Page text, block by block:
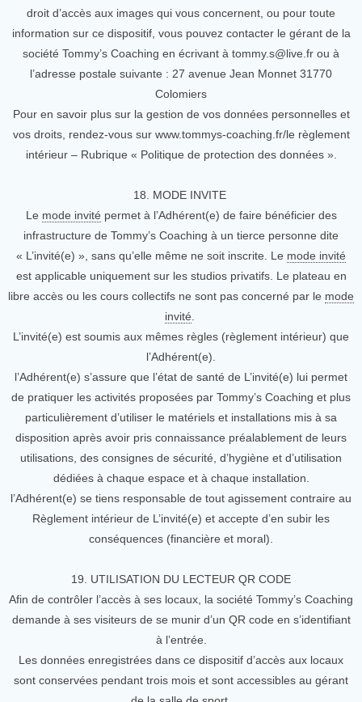
droit d’accès aux images qui vous concernent, ou pour toute
information sur ce dispositif, vous pouvez contacter le gérant de la
société Tommy’s Coaching en écrivant à tommy.s@live.fr ou à
l’adresse postale suivante : 27 avenue Jean Monnet 31770
Colomiers
Pour en savoir plus sur la gestion de vos données personnelles et
vos droits, rendez-vous sur www.tommys-coaching.fr/le règlement
intérieur – Rubrique « Politique de protection des données ».
18. MODE INVITE
Le mode invité permet à l’Adhérent(e) de faire bénéficier des
infrastructure de Tommy’s Coaching à un tierce personne dite
« L’invité(e) », sans qu’elle même ne soit inscrite. Le mode invité
est applicable uniquement sur les studios privatifs. Le plateau en
libre accès ou les cours collectifs ne sont pas concerné par le mode
invité
L’invité(e) est soumis aux mêmes règles (règlement intérieur) que
l’Adhérent(e).
l’Adhérent(e) s’assure que l’état de santé de L’invité(e) lui permet
de pratiquer les activités proposées par Tommy’s Coaching et plus
particulièrement d’utiliser le matériels et installations mis à sa
disposition après avoir pris connaissance préalablement de leurs
utilisations, des consignes de sécurité, d’hygiène et d’utilisation
dédiées à chaque espace et à chaque installation.
l’Adhérent(e) se tiens responsable de tout agissement contraire au
Règlement intérieur de L’invité(e) et accepte d’en subir les
conséquences (financière et moral).
19. UTILISATION DU LECTEUR QR CODE
Afin de contrôler l’accès à ses locaux, la société Tommy’s Coaching
demande à ses visiteurs de se munir d’un QR code en s’identifiant
à l’entrée.
Les données enregistrées dans ce dispositif d’accès aux locaux
sont conservées pendant trois mois et sont accessibles au gérant